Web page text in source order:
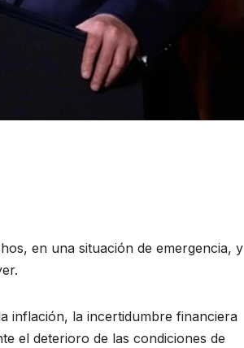
en una situación de emergencia, y
inflación, la incertidumbre financiera
el deterioro de las condiciones de